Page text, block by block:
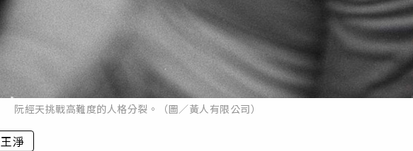
阮經天挑戰高難度的人格分裂。（圖／黃人有限公司）
王淨